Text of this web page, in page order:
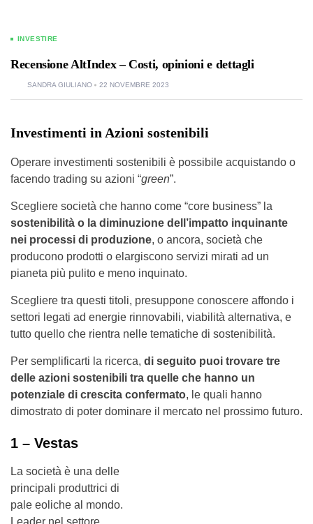
INVESTIRE
Recensione AltIndex – Costi, opinioni e dettagli
SANDRA GIULIANO 22 NOVEMBRE 2023
Investimenti in Azioni sostenibili
Operare investimenti sostenibili è possibile acquistando o
facendo trading su azioni “green”.
Scegliere società che hanno come “core business” la
sostenibilità o la diminuzione dell’impatto inquinante
nei processi di produzione, o ancora, società che
producono prodotti o elargiscono servizi mirati ad un
pianeta più pulito e meno inquinato.
Scegliere tra questi titoli, presuppone conoscere affondo i
settori legati ad energie rinnovabili, viabilità alternativa, e
tutto quello che rientra nelle tematiche di sostenibilità.
Per semplificarti la ricerca, di seguito puoi trovare tre
delle azioni sostenibili tra quelle che hanno un
potenziale di crescita confermato, le quali hanno
dimostrato di poter dominare il mercato nel prossimo futuro.
1 – Vestas
La società è una delle
principali produttrici di
pale eoliche al mondo.